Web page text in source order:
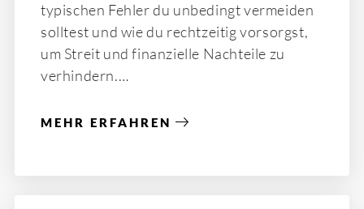
typischen Fehler du unbedingt vermeiden
solltest und wie du rechtzeitig vorsorgst,
um Streit und finanzielle Nachteile zu
verhindern.
MEHR ERFAHREN